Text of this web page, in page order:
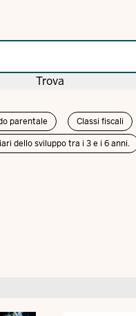
Trova
parentale Classi fiscali
dello sviluppo tra i 3 e i 6 anni.